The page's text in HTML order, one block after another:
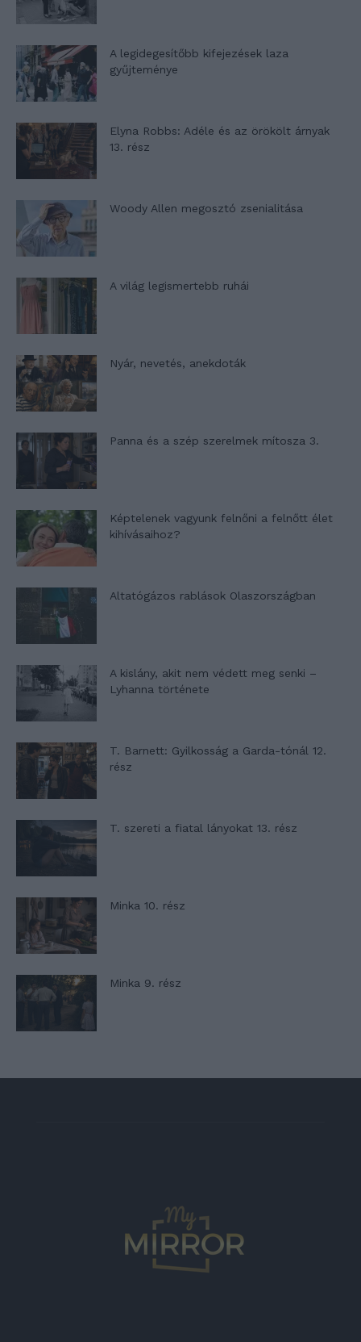
A legidegesítőbb kifejezések laza
gyűjteménye
Elyna Robbs: Adéle és az örökölt árnyak
13. rész
Woody Allen megosztó zsenialitása
A világ legismertebb ruhái
Nyár, nevetés, anekdoták
Panna és a szép szerelmek mítosza 3.
Képtelenek vagyunk felnőni a felnőtt élet
kihívásaihoz?
Altatógázos rablások Olaszországban
A kislány, akit nem védett meg senki –
Lyhanna története
T. Barnett: Gyilkosság a Garda-tónál 12.
rész
T. szereti a fiatal lányokat 13. rész
Minka 10. rész
Minka 9. rész